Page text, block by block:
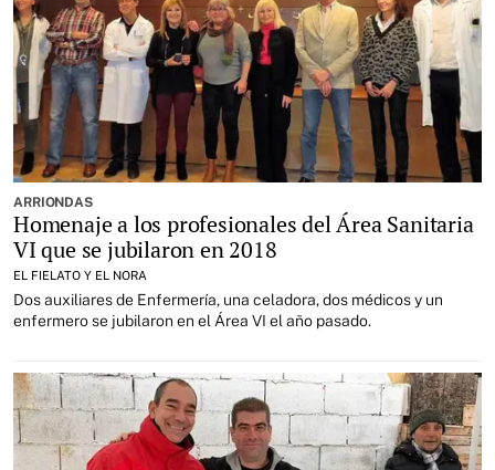
ARRIONDAS
Homenaje a los profesionales del Área Sanitaria
VI que se jubilaron en 2018
EL FIELATO Y EL NORA
Dos auxiliares de Enfermería, una celadora, dos médicos y un
enfermero se jubilaron en el Área VI el año pasado.